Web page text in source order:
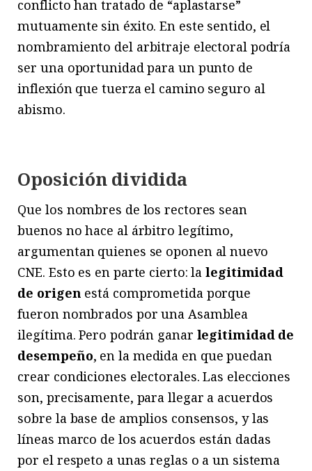
conflicto han tratado de “aplastarse”
mutuamente sin éxito. En este sentido, el
nombramiento del arbitraje electoral podría
ser una oportunidad para un punto de
inflexión que tuerza el camino seguro al
abismo.
Oposición dividida
Que los nombres de los rectores sean
buenos no hace al árbitro legítimo,
argumentan quienes se oponen al nuevo
CNE. Esto es en parte cierto: lalegitimidad
de origen está comprometida porque
fueron nombrados por una Asamblea
ilegítima. Pero podrán ganar legitimidad de
desempeño, en la medida en que puedan
crear condiciones electorales. Las elecciones
son, precisamente, para llegar a acuerdos
sobre la base de amplios consensos, y las
líneas marco de los acuerdos están dadas
por el respeto a unas reglas o a un sistema